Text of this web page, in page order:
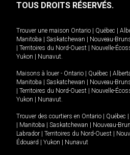
TOUS DROITS RÉSERVÉS.
Trouver une maison Ontario Québec
Manitoba
Saskatchewan Nouveau-
Territoires du Nord-Ouest Nouvelle-
Yukon
Nunavut.
Maisons à louer - Ontario Québec
Manitoba
Saskatchewan Nouveau-
Territoires du Nord-Ouest Nouvelle-
Yukon
Nunavut.
Trouver des courtiers en Ontario Québec
Manitoba Saskatchewan Nouveau-
Labrador
Territoires du Nord-Ouest
Édouard
Yukon Nunavut